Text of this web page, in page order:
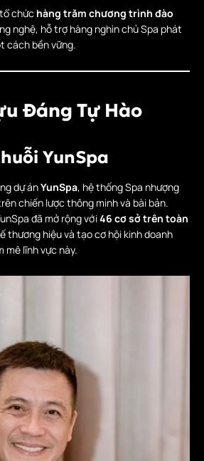
chức hàng trăm chương trình đào
nghệ, hỗ trợ hàng nghìn chủ Spa phát
cách bền vững.
Đáng Tự Hào
YunSpa
dự ánYunSpa, hệ thống Spa nhượng
chiến lược thông minh và bài bản.
đã mở rộng với46 cơ sở trên toàn
thương hiệu và tạo cơ hội kinh doanh
mê lĩnh vực này.